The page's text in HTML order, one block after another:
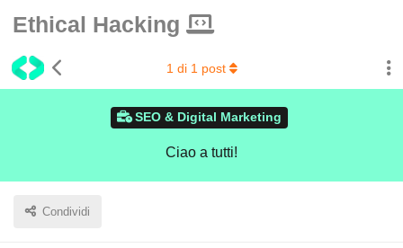
Ethical Hacking
SEO & Digital Marketing
Ciao a tutti!
Condividi
1 di 1 post